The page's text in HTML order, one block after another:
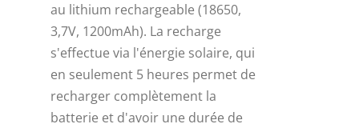
au lithium rechargeable (18650,
3,7V, 1200mAh). La recharge
s'effectue via l'énergie solaire, qui
en seulement 5 heures permet de
recharger complètement la
batterie et d'avoir une durée de